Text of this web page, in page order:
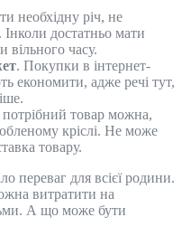
необхідну річ, не
Інколи достатньо мати
вільного часу.
. Покупки в інтернет-
економити, адже речі тут,
товар можна,
кріслі. Не може
товару.
переваг для всієї родини.
витратити на
А що може бути